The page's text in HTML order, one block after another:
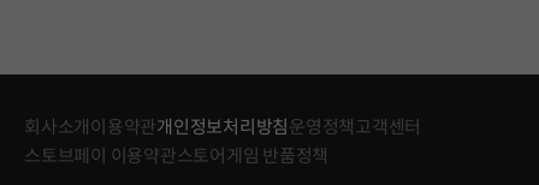
회사소개 이용약관개인정보처리방침 운영정책고객센터
스토브페이 이용약관스토어게임 반품정책